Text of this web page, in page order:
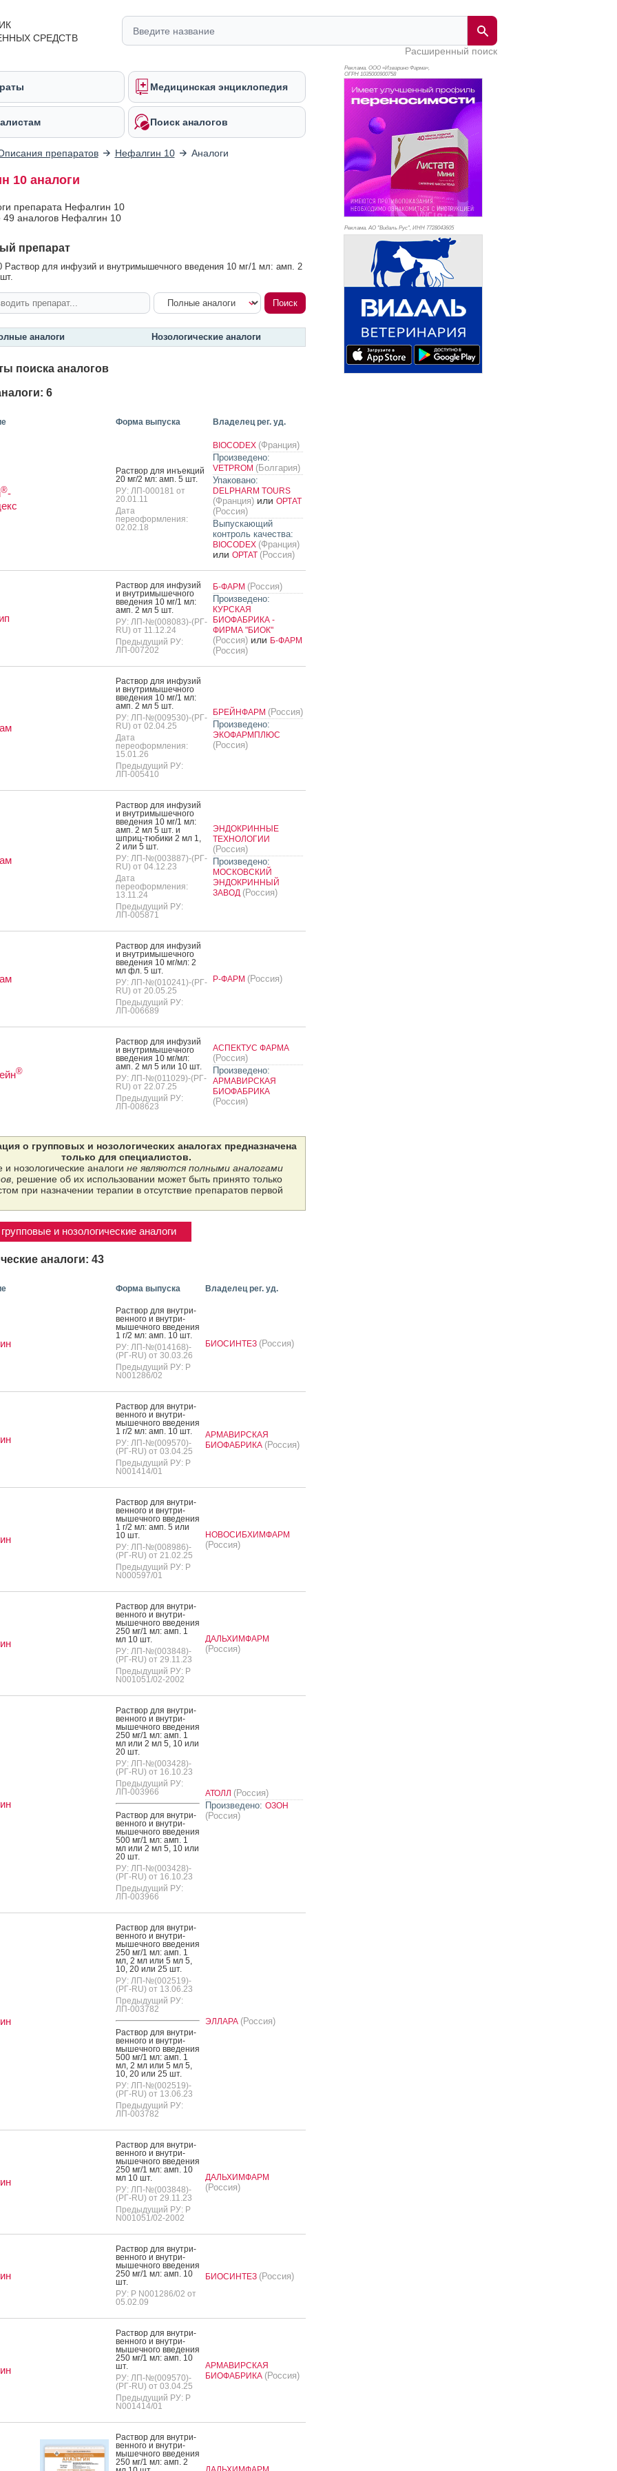
СРЕДСТВ
Расширенный поиск
Медицинская энциклопедия
Поиск аналогов
препаратов Нефалгин 10 Аналоги
10 аналоги
препарата Нефалгин 10
49 аналогов Нефалгин 10
препарат
Раствор для инфузий и внутримышечного введения 10 мг/1 мл: амп. 2
аналоги Нозологические аналоги
поиска аналогов
6
Форма выпуска Владелец рег. уд.
®-
Рас­твор для инъ­ек­ций
20 мг/2 мл: амп. 5 шт.
РУ: ЛП-000181 от
20.01.11
Дата
переоформления:
02.02.18
BIOCODEX (Франция)
Произведено:
VETPROM (Болгария)
Упаковано:
DELPHARM TOURS
(Франция)или ОРТАТ
(Россия)
Выпускающий
контроль качества:
BIOCODEX (Франция)
или ОРТАТ (Россия)
Рас­твор для ин­фу­зий
и внут­ри­мышеч­но­го
вве­дения 10 мг/1 мл:
амп. 2 мл 5 шт.
РУ: ЛП-№(008083)-(РГ-
RU) от 11.12.24
Предыдущий РУ:
ЛП-007202
Б-ФАРМ (Россия)
Произведено:
КУРСКАЯ
БИОФАБРИКА -
ФИРМА "БИОК"
(Россия)или Б-ФАРМ
(Россия)
Рас­твор для ин­фу­зий
и внут­ри­мышеч­но­го
вве­дения 10 мг/1 мл:
амп. 2 мл 5 шт.
РУ: ЛП-№(009530)-(РГ-
RU) от 02.04.25
Дата
переоформления:
15.01.26
Предыдущий РУ:
ЛП-005410
БРЕЙНФАРМ (Россия)
Произведено:
ЭКОФАРМПЛЮС
(Россия)
Рас­твор для ин­фу­зий
и внут­ри­мышеч­но­го
вве­дения 10 мг/1 мл:
амп. 2 мл 5 шт. и
шприц-тю­бики 2 мл 1,
2 или 5 шт.
РУ: ЛП-№(003887)-(РГ-
RU) от 04.12.23
Дата
переоформления:
13.11.24
Предыдущий РУ:
ЛП-005871
ЭНДОКРИННЫЕ
ТЕХНОЛОГИИ
(Россия)
Произведено:
МОСКОВСКИЙ
ЭНДОКРИННЫЙ
ЗАВОД (Россия)
Рас­твор для ин­фу­зий
и внут­ри­мышеч­но­го
вве­дения 10 мг/мл: 2
мл фл. 5 шт.
РУ: ЛП-№(010241)-(РГ-
RU) от 20.05.25
Предыдущий РУ:
ЛП-006689
Р-ФАРМ (Россия)
®
Рас­твор для ин­фу­зий
и внут­ри­мышеч­но­го
вве­дения 10 мг/мл:
амп. 2 мл 5 или 10 шт.
РУ: ЛП-№(011029)-(РГ-
RU) от 22.07.25
Предыдущий РУ:
ЛП-008623
АСПЕКТУС ФАРМА
(Россия)
Произведено:
АРМАВИРСКАЯ
БИОФАБРИКА
(Россия)
о групповых и нозологических аналогах предназначена
только для специалистов.
и нозологические аналоги не являются полными аналогами
, решение об их использовании может быть принято только
при назначении терапии в отсутствие препаратов первой
и нозологические аналоги
аналоги: 43
Форма выпуска Владелец рег. уд.
Рас­твор для внут­ри­
вен­но­го и внут­ри­
мышеч­но­го вве­дения
1 г/2 мл: амп. 10 шт.
РУ: ЛП-№(014168)-
(РГ-RU) от 30.03.26
Предыдущий РУ: Р
N001286/02
БИОСИНТЕЗ (Россия)
Рас­твор для внут­ри­
вен­но­го и внут­ри­
мышеч­но­го вве­дения
1 г/2 мл: амп. 10 шт.
РУ: ЛП-№(009570)-
(РГ-RU) от 03.04.25
Предыдущий РУ: Р
N001414/01
АРМАВИРСКАЯ
БИОФАБРИКА (Россия)
Рас­твор для внут­ри­
вен­но­го и внут­ри­
мышеч­но­го вве­дения
1 г/2 мл: амп. 5 или
10 шт.
РУ: ЛП-№(008986)-
(РГ-RU) от 21.02.25
Предыдущий РУ: Р
N000597/01
НОВОСИБХИМФАРМ
(Россия)
Рас­твор для внут­ри­
вен­но­го и внут­ри­
мышеч­но­го вве­дения
250 мг/1 мл: амп. 1
мл 10 шт.
РУ: ЛП-№(003848)-
(РГ-RU) от 29.11.23
Предыдущий РУ: Р
N001051/02-2002
ДАЛЬХИМФАРМ
(Россия)
Рас­твор для внут­ри­
вен­но­го и внут­ри­
мышеч­но­го вве­дения
250 мг/1 мл: амп. 1
мл или 2 мл 5, 10 или
20 шт.
РУ: ЛП-№(003428)-
(РГ-RU) от 16.10.23
Предыдущий РУ:
ЛП-003966
Рас­твор для внут­ри­
вен­но­го и внут­ри­
мышеч­но­го вве­дения
500 мг/1 мл: амп. 1
мл или 2 мл 5, 10 или
20 шт.
РУ: ЛП-№(003428)-
(РГ-RU) от 16.10.23
Предыдущий РУ:
ЛП-003966
АТОЛЛ (Россия)
Произведено: ОЗОН
(Россия)
Рас­твор для внут­ри­
вен­но­го и внут­ри­
мышеч­но­го вве­дения
250 мг/1 мл: амп. 1
мл, 2 мл или 5 мл 5,
10, 20 или 25 шт.
РУ: ЛП-№(002519)-
(РГ-RU) от 13.06.23
Предыдущий РУ:
ЛП-003782
Рас­твор для внут­ри­
вен­но­го и внут­ри­
мышеч­но­го вве­дения
500 мг/1 мл: амп. 1
мл, 2 мл или 5 мл 5,
10, 20 или 25 шт.
РУ: ЛП-№(002519)-
(РГ-RU) от 13.06.23
Предыдущий РУ:
ЛП-003782
ЭЛЛАРА (Россия)
Рас­твор для внут­ри­
вен­но­го и внут­ри­
мышеч­но­го вве­дения
250 мг/1 мл: амп. 10
мл 10 шт.
РУ: ЛП-№(003848)-
(РГ-RU) от 29.11.23
Предыдущий РУ: Р
N001051/02-2002
ДАЛЬХИМФАРМ
(Россия)
Рас­твор для внут­ри­
вен­но­го и внут­ри­
мышеч­но­го вве­дения
250 мг/1 мл: амп. 10
шт.
РУ: Р N001286/02 от
05.02.09
БИОСИНТЕЗ (Россия)
Рас­твор для внут­ри­
вен­но­го и внут­ри­
мышеч­но­го вве­дения
250 мг/1 мл: амп. 10
шт.
РУ: ЛП-№(009570)-
(РГ-RU) от 03.04.25
Предыдущий РУ: Р
N001414/01
АРМАВИРСКАЯ
БИОФАБРИКА (Россия)
Рас­твор для внут­ри­
вен­но­го и внут­ри­
мышеч­но­го вве­дения
250 мг/1 мл: амп. 2
Реклама. ООО «Изварино Фарма»,
ОГРН 1035000900758
Реклама. АО "Видаль Рус", ИНН 7728043605